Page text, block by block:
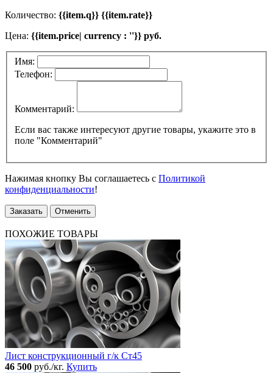
Количество: {{item.q}} {{item.rate}}
Цена: {{item.price| currency : ''}} руб.
Имя:
Телефон:
Комментарий:
Если вас также интересуют другие товары, укажите это в
поле "Комментарий"
Нажимая кнопку Вы соглашаетесь с Политикой
конфиденциальности!
Заказать Отменить
ПОХОЖИЕ ТОВАРЫ
Лист конструкционный г/к Ст45
46 500 руб./кг. Купить